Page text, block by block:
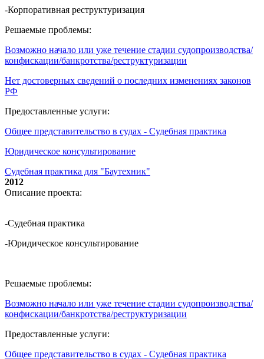
-Корпоративная реструктуризация
Решаемые проблемы:
Возможно начало или уже течение стадии судопроизводства/
конфискации/банкротства/реструктуризации
Нет достоверных сведений о последних изменениях законов
РФ
Предоставленные услуги:
Общее представительство в судах - Судебная практика
Юридическое консультирование
Судебная практика для "Баутехник"
2012
Описание проекта:
-Судебная практика
-Юридическое консультирование
Решаемые проблемы:
Возможно начало или уже течение стадии судопроизводства/
конфискации/банкротства/реструктуризации
Предоставленные услуги:
Общее представительство в судах - Судебная практика